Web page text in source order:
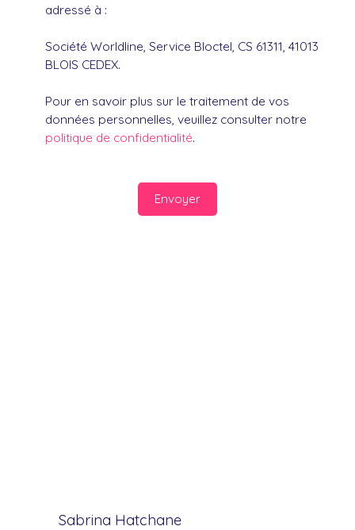
adressé à :
Société Worldline, Service Bloctel, CS 61311, 41013
BLOIS CEDEX.
Pour en savoir plus sur le traitement de vos
données personnelles, veuillez consulter notre
politique de confidentialité.
Envoyer
Sabrina Hatchane